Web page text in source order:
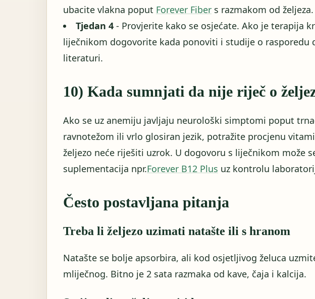
ubacite vlakna poput Forever Fiber s razmakom od željeza.
Tjedan 4 - Provjerite kako se osjećate. Ako je terapija
liječnikom dogovorite kada ponoviti i studije o rasporedu
literaturi.
10) Kada sumnjati da nije riječ o
Ako se uz anemiju javljaju neurološki simptomi poput
ravnotežom ili vrlo glosiran jezik, potražite procjenu
željezo neće riješiti uzrok. U dogovoru s liječnikom može
suplementacija npr.Forever B12 Plus uz kontrolu
Često postavljana pitanja
Treba li željezo uzimati natašte ili s hranom
Natašte se bolje apsorbira, ali kod osjetljivog želuca
mliječnog. Bitno je 2 sata razmaka od kave, čaja i kalcija.